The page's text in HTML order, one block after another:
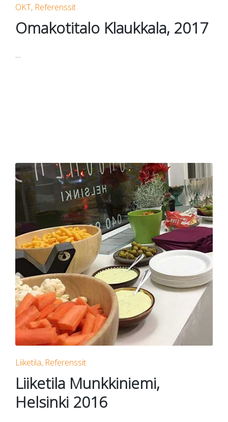
Posted
in
OKT Referenssit
Omakotitalo Klaukkala, 2017
…
Posted
in
Liiketila Referenssit
Liiketila Munkkiniemi,
Helsinki 2016